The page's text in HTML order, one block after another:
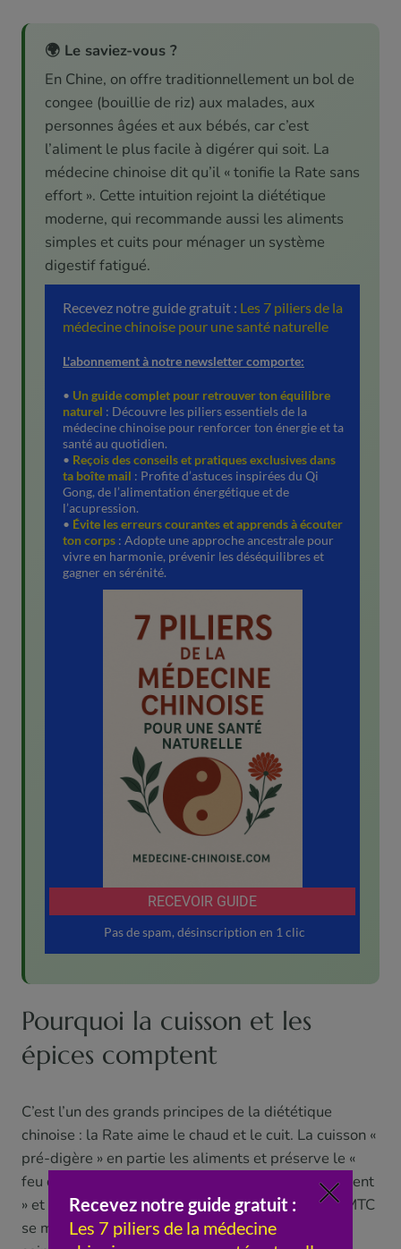
🌍 Le saviez-vous ?
En Chine, on offre traditionnellement un bol de
congee (bouillie de riz) aux malades, aux
personnes âgées et aux bébés, car c’est
l’aliment le plus facile à digérer qui soit. La
médecine chinoise dit qu’il « tonifie la Rate sans
effort ». Cette intuition rejoint la diététique
moderne, qui recommande aussi les aliments
simples et cuits pour ménager un système
digestif fatigué.
Pourquoi la cuisson et les
épices comptent
C’est l’un des grands principes de la diététique
chinoise : la Rate aime le chaud et le cuit. La cuisson «
pré-digère » en partie les aliments et préserve le «
feu digestif », alors que le cru et le glacé l’« éteignent
» et demandent plus d’énergie. C’est pourquoi la MTC
se méfie des régimes « tout cru » censés être plus